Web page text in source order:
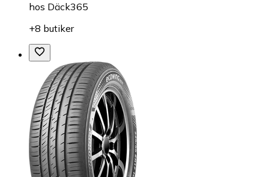
hos Däck365
+8 butiker